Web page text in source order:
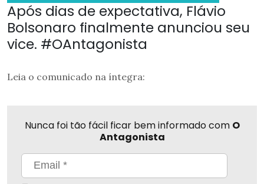
Após dias de expectativa, Flávio
Bolsonaro finalmente anunciou seu
vice. #OAntagonista
Leia o comunicado na íntegra:
Nunca foi tão fácil ficar bem informado com O
Antagonista